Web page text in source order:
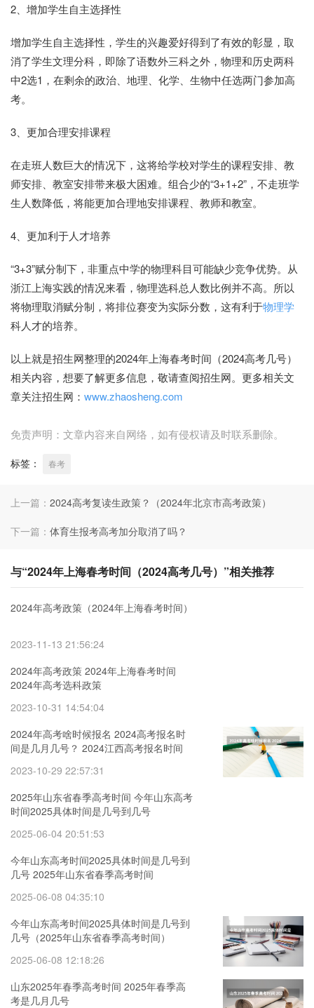
2、增加学生自主选择性
增加学生自主选择性，学生的兴趣爱好得到了有效的彰显，取
消了学生文理分科，即除了语数外三科之外，物理和历史两科
中2选1，在剩余的政治、地理、化学、生物中任选两门参加高
考。
3、更加合理安排课程
在走班人数巨大的情况下，这将给学校对学生的课程安排、教
师安排、教室安排带来极大困难。组合少的“3+1+2”，不走班学
生人数降低，将能更加合理地安排课程、教师和教室。
4、更加利于人才培养
“3+3”赋分制下，非重点中学的物理科目可能缺少竞争优势。从
浙江上海实践的情况来看，物理选科总人数比例并不高。所以
将物理取消赋分制，将排位赛变为实际分数，这有利于物理学
科人才的培养。
以上就是招生网整理的2024年上海春考时间（2024高考几号）
相关内容，想要了解更多信息，敬请查阅招生网。更多相关文
章关注招生网： www.zhaosheng.com
免责声明：文章内容来自网络，如有侵权请及时联系删除。
标签： 春考
上一篇： 2024高考复读生政策？（2024年北京市高考政策）
下一篇： 体育生报考高考加分取消了吗？
与“2024年上海春考时间（2024高考几号）”相关推荐
2024年高考政策（2024年上海春考时间）
2023-11-13 21:56:24
2024年高考政策 2024年上海春考时间
2024年高考选科政策
2023-10-31 14:54:04
2024年高考啥时候报名 2024高考报名时
间是几月几号？ 2024江西高考报名时间
2023-10-29 22:57:31
2025年山东省春季高考时间 今年山东高考
时间2025具体时间是几号到几号
2025-06-04 20:51:53
今年山东高考时间2025具体时间是几号到
几号 2025年山东省春季高考时间
2025-06-08 04:35:10
今年山东高考时间2025具体时间是几号到
几号（2025年山东省春季高考时间）
2025-06-08 12:18:26
山东2025年春季高考时间 2025年春季高
考是几月几号